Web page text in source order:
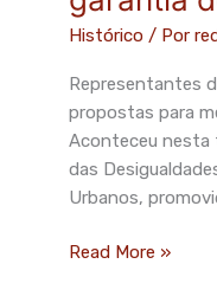
Histórico / Por
Representantes
propostas para
Aconteceu nesta
das
Urbanos,
Read More »